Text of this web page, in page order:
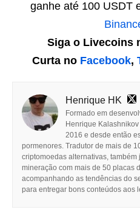
ganhe até 100 USDT
Siga o Livecoins
Curta no Facebook,
Henrique HK
Formado em
Henrique
2016 e desde então
pormenores. Tradutor de mais de
criptomoedas alternativas,
mineração com mais de 50 placas
acompanhando as tendências do
para entregar bons conteúdos aos